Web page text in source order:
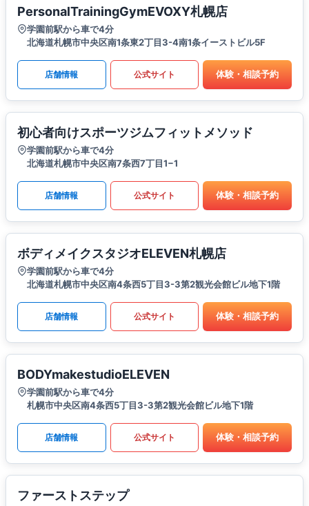
PersonalTrainingGymEVOXY札幌店
学園前駅から車で4分
北海道札幌市中央区南1条東2丁目3-4南1条イーストビル5F
店舗情報 公式サイト 体験・相談予約
初心者向けスポーツジムフィットメソッド
学園前駅から車で4分
北海道札幌市中央区南7条西7丁目1−1
店舗情報 公式サイト 体験・相談予約
ボディメイクスタジオELEVEN札幌店
学園前駅から車で4分
北海道札幌市中央区南4条西5丁目3-3第2観光会館ビル地下1階
店舗情報 公式サイト 体験・相談予約
BODYmakestudioELEVEN
学園前駅から車で4分
札幌市中央区南4条西5丁目3-3第2観光会館ビル地下1階
店舗情報 公式サイト 体験・相談予約
ファーストステップ